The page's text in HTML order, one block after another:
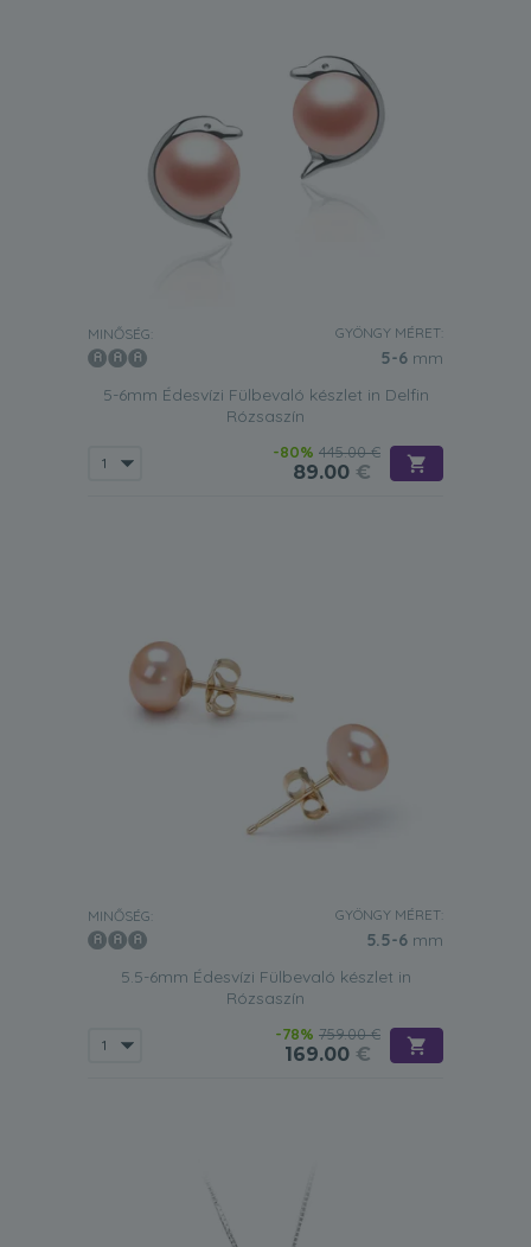
MINŐSÉG: GYÖNGY MÉRET:
5-6 mm
5-6mm Édesvízi Fülbevaló készlet in Delfin
Rózsaszín
-80% 445.00 €
89.00 €
MINŐSÉG: GYÖNGY MÉRET:
5.5-6 mm
5.5-6mm Édesvízi Fülbevaló készlet in
Rózsaszín
-78% 759.00 €
169.00 €